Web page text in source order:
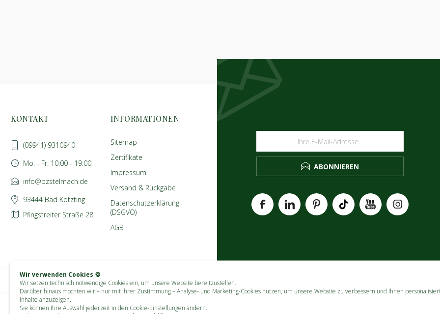
Wir verwenden Cookies 🍪
Wir setzen technisch notwendige Cookies ein, um unsere Website bereitzustellen.
Darüber hinaus möchten wir – nur mit Ihrer Zustimmung – Analyse- und Marketing-Cookies nutzen, um unsere Website zu verbessern und Ihnen
Inhalte anzuzeigen.
Sie können Ihre Auswahl jederzeit in den Cookie-Einstellungen ändern.
ABONNIEREN
KONTAKT
(09941) 9310940
Mo. - Fr. 10:00 - 19:00
info@pzstelmach.de
93444 Bad Kötzting
Pfingstreiter Straße 28
INFORMATIONEN
Sitemap
Zertifikate
Impressum
Versand & Rückgabe
Datenschutzerklärung
(DSGVO)
AGB